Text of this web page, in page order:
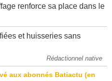
renforce sa place dans le
et huisseries sans
Rédactionnel native